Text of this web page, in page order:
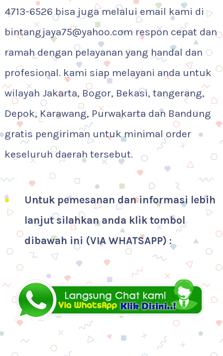
4713-6526 bisa juga melalui email kami di
bintangjaya75@yahoo.com respon cepat dan
ramah dengan pelayanan yang handal dan
profesional. kami siap melayani anda untuk
wilayah Jakarta, Bogor, Bekasi, tangerang,
Depok, Karawang, Purwakarta dan Bandung
gratis pengiriman untuk minimal order
keseluruh daerah tersebut.
Untuk pemesanan dan informasi lebih
lanjut silahkan anda klik tombol
dibawah ini (VIA WHATSAPP) :